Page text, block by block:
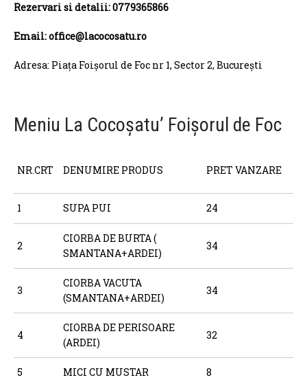
Rezervari si detalii: 0779365866
Email: office@lacocosatu.ro
Adresa: Piața Foișorul de Foc nr 1, Sector 2, București
Meniu La Cocoșatu’ Foișorul de Foc
NR.CRT DENUMIRE PRODUS PRET VANZARE
1 SUPA PUI 24
2
CIORBA DE BURTA (
SMANTANA+ARDEI)
34
3
CIORBA VACUTA
(SMANTANA+ARDEI)
34
4
CIORBA DE PERISOARE
(ARDEI)
32
5 MICI CU MUSTAR 8